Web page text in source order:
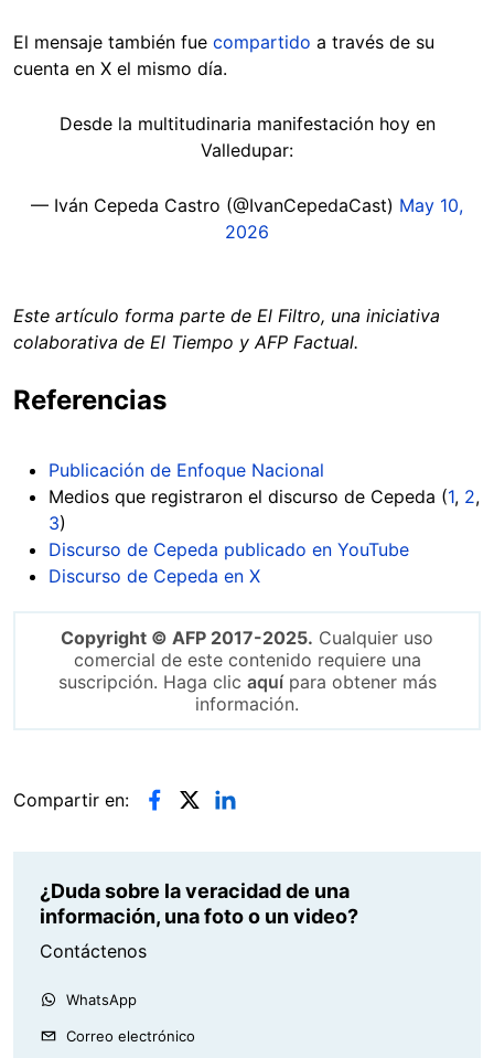
El mensaje también fue compartido a través de su
cuenta en X el mismo día.
Desde la multitudinaria manifestación hoy en
Valledupar:
— Iván Cepeda Castro (@IvanCepedaCast) May 10,
2026
Este artículo forma parte de El Filtro, una iniciativa
colaborativa de El Tiempo y AFP Factual.
Referencias
Publicación de Enfoque Nacional
Medios que registraron el discurso de Cepeda (1, 2,
3)
Discurso de Cepeda publicado en YouTube
Discurso de Cepeda en X
Copyright © AFP 2017-2025. Cualquier uso
comercial de este contenido requiere una
suscripción. Haga clic aquípara obtener más
información.
Compartir en:
¿Duda sobre la veracidad de una
información, una foto o un video?
Contáctenos
WhatsApp
Correo electrónico